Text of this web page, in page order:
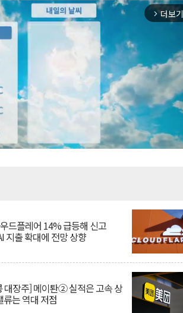
arrow_forward_ios 더보기
드플레어 14% 급등해 신고
지출 확대에 전망 상향
대장주] 메이퇀② 실적은 고속 상
류는 역대 저점